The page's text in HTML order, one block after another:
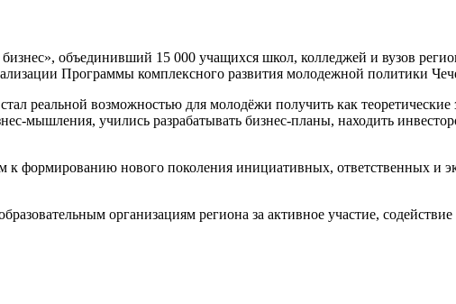
объединивший 15 000 учащихся школ, колледжей и вузов
Программы комплексного развития молодежной политики
реальной возможностью для молодёжи получить как теоретические
мышления, учились разрабатывать бизнес-планы, находить
к формированию нового поколения инициативных, ответственных и
организациям региона за активное участие,